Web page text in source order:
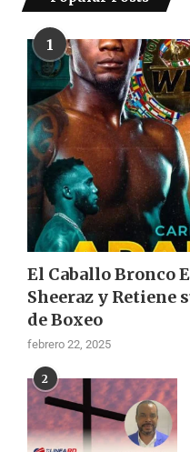
1
El Caballo Bronco
Sheeraz y Retiene
de Boxeo
febrero 22, 2025
2